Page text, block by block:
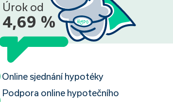
Úrok od
4,69 %
Online sjednání hypotéky
Podpora online hypotečního